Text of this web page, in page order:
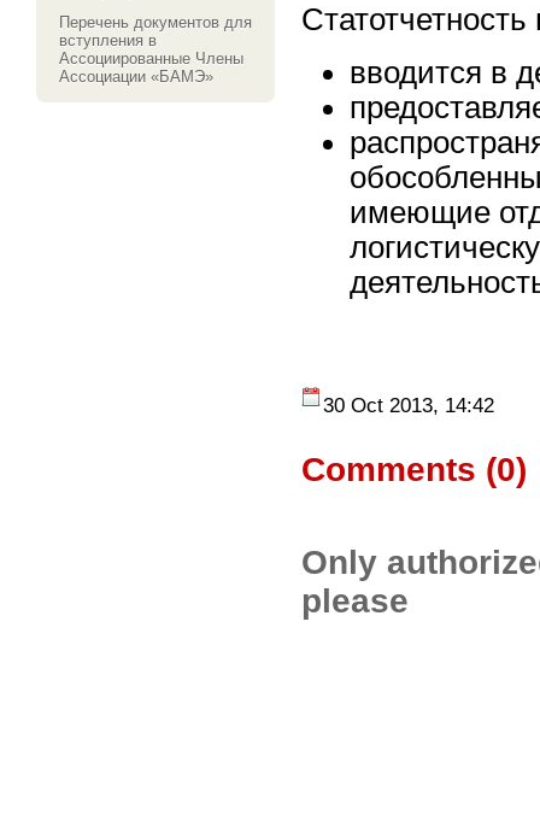
Перечень документов для
вступления в
Ассоциированные Члены
Ассоциации «БАМЭ»
вводится в
имеющие
30 Oct 2013, 14:42
Comments (0)
Only
please